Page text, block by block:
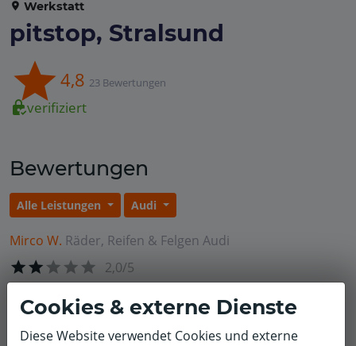
Werkstatt
pitstop, Stralsund
4,8 23 Bewertungen
verifiziert
Bewertungen
Alle Leistungen Audi
Mirco W. Räder, Reifen & Felgen Audi
2,0/5
Sehr freundliches Personal , gute Beratung aber die
Umsetzung ist eine Katastrophe. Ich war zum Reifen
tauschen da und es hat geschlagene 6,5 Stunden
Cookies & externe Dienste
Diese Website verwendet Cookies und externe